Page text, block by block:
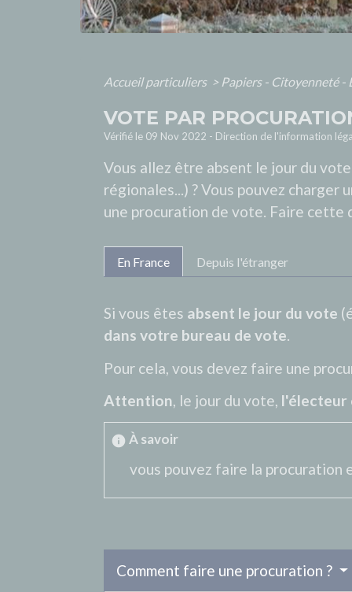
Accueil particuliers > Papiers - Citoyenneté -
VOTE PAR
Vérifié le 09 Nov 2022 - Direction de l'information
Vous allez être absent le jour du
régionales...) ? Vous pouvez
une procuration de vote. Faire cette
En France Depuis l'étranger
Si vous êtes absent le jour du vote
dans votre bureau de vote.
Pour cela, vous devez faire une
Attention, le jour du vote, l'électeur
info À savoir
vous pouvez faire la procuration
Comment faire une procuration ?